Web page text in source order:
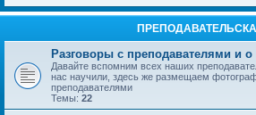
Разговоры с преподавателями и о
Давайте вспомним всех наших
нас научили, здесь же размещаем
преподавателями
Темы: 22